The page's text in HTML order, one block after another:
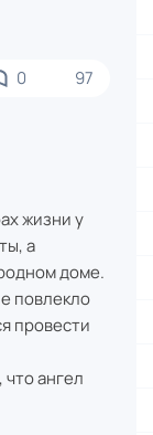
0 97
жизни у
а
доме.
повлекло
провести
ангел